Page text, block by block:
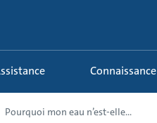
Assistance Connaissance
Pourquoi mon eau n’est-elle...